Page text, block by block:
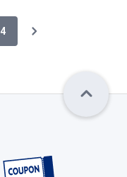
4